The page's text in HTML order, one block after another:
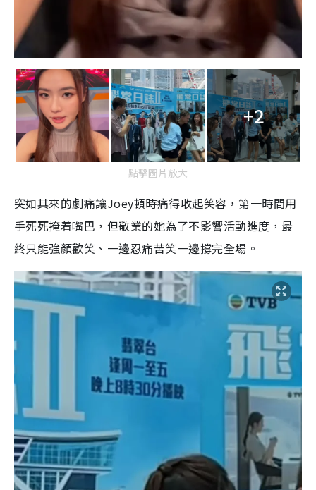
+2
點擊圖片放大
突如其來的劇痛讓Joey頓時痛得收起笑容，第一時間用
手死死掩着嘴巴，但敬業的她為了不影響活動進度，最
終只能強顏歡笑、一邊忍痛苦笑一邊撐完全場。